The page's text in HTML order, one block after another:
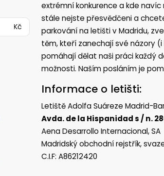
Kč
extrémní konkurence a kde
stále nejste přesvědčeni a
parkování na letišti v Madridu,
těm, kteří zanechají své názory
pomáhají dělat naši práci každý
možnosti. Naším posláním je
Informace o letišti:
Letiště Adolfa Suáreze Madrid-
Avda. de la Hispanidad s / n.
Aena Desarrollo Internacional, SA
Madridský obchodní rejstřík,
C.I.F: A86212420